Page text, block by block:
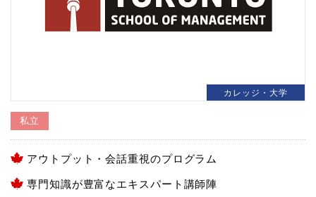
カレッジ・大学
私立
アウトプット・会話重視のプログラム
専門知識が豊富なエキスパート講師陣